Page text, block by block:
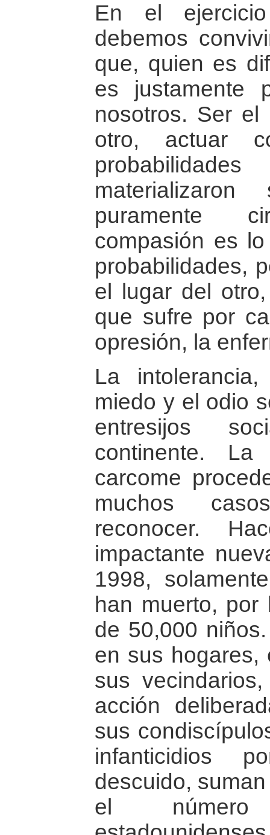
En el
debemos
que, quien es
es justamente
nosotros. Ser
otro, actuar
puramente
compasión es
probabilidades,
el lugar del
que sufre por
opresión, la
La
miedo y el odio
entresijos
continente.
carcome
muchos
reconocer.
impactante
1998,
han muerto,
de 50,000
en sus hogares,
sus
acción
sus
infanticidios
descuido,
el